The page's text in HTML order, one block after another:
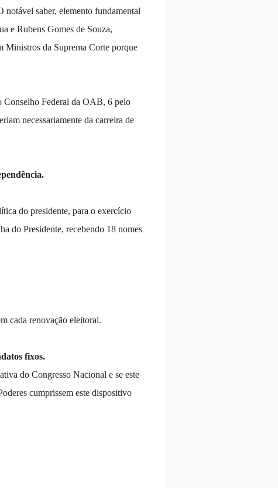
notável saber, elemento fundamental
e Rubens Gomes de Souza,
Ministros da Suprema Corte porque
Conselho Federal da OAB, 6 pelo
necessariamente da carreira de
do presidente, para o exercício
do Presidente, recebendo 18 nomes
cada renovação eleitoral.
fixos.
do Congresso Nacional e se este
cumprissem este dispositivo